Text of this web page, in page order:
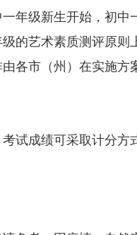
年级新生开始，初中
的艺术素质测评原则
各市（州）在实施方
成绩可采取计分方